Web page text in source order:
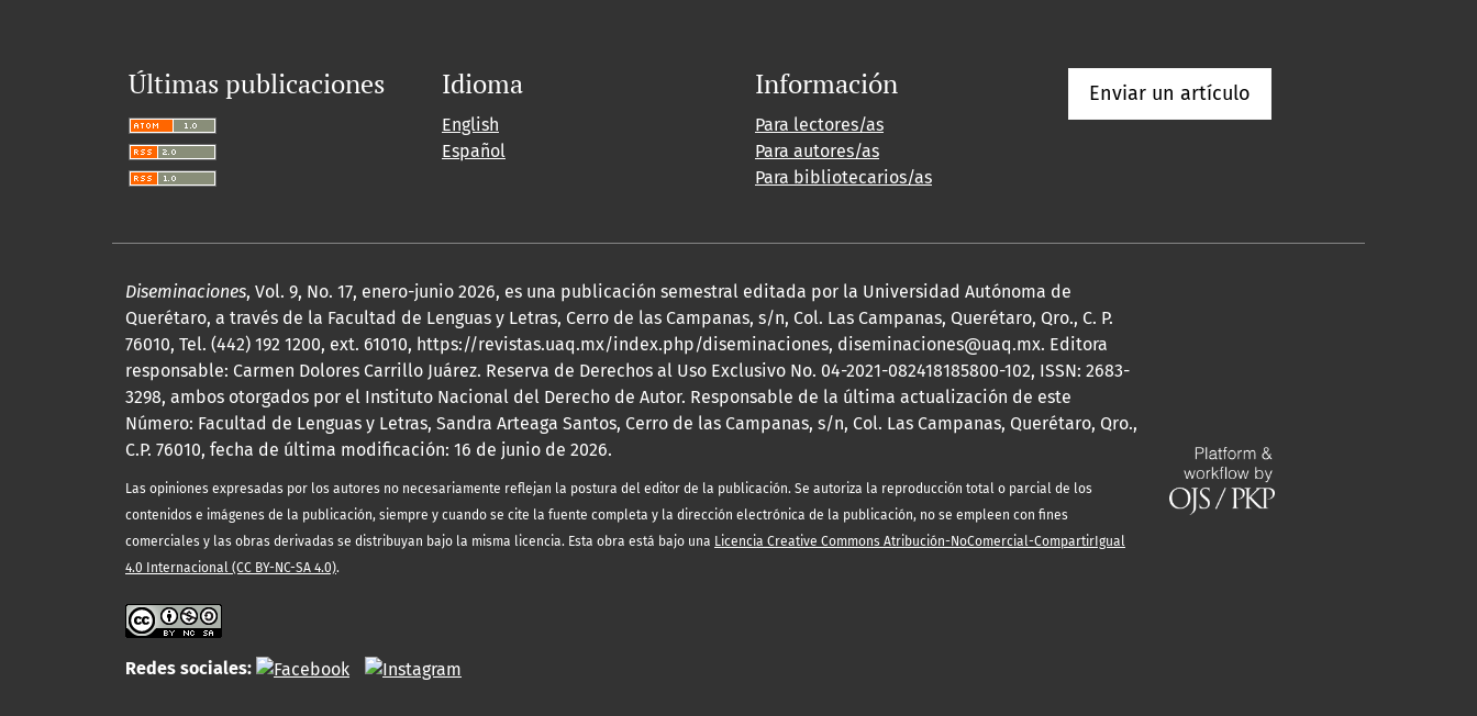
Últimas publicaciones Idioma
English
Español
Información
Para lectores/as
Para autores/as
Para bibliotecarios/as
Enviar un artículo
Diseminaciones, Vol. 9, No. 17, enero-junio 2026, es una publicación semestral editada por la Universidad Autónoma de
Querétaro, a través de la Facultad de Lenguas y Letras, Cerro de las Campanas, s/n, Col. Las Campanas, Querétaro, Qro., C. P.
76010, Tel. (442) 192 1200, ext. 61010, https://revistas.uaq.mx/index.php/diseminaciones, diseminaciones@uaq.mx. Editora
responsable: Carmen Dolores Carrillo Juárez. Reserva de Derechos al Uso Exclusivo No. 04-2021-082418185800-102, ISSN: 2683-
3298, ambos otorgados por el Instituto Nacional del Derecho de Autor. Responsable de la última actualización de este
Número: Facultad de Lenguas y Letras, Sandra Arteaga Santos, Cerro de las Campanas, s/n, Col. Las Campanas, Querétaro, Qro.,
C.P. 76010, fecha de última modificación: 16 de junio de 2026.
Las opiniones expresadas por los autores no necesariamente reflejan la postura del editor de la publicación. Se autoriza la reproducción total o parcial de los
contenidos e imágenes de la publicación, siempre y cuando se cite la fuente completa y la dirección electrónica de la publicación, no se empleen con fines
comerciales y las obras derivadas se distribuyan bajo la misma licencia. Esta obra está bajo una Licencia Creative Commons Atribución-NoComercial-CompartirIgual
4.0 Internacional (CC BY-NC-SA 4.0).
Redes sociales: